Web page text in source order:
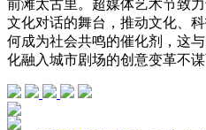
前滩太古里。超媒体艺术节致
文化对话的舞台，推动文化、
何成为社会共鸣的催化剂，这
化融入城市剧场的创意变革不谋